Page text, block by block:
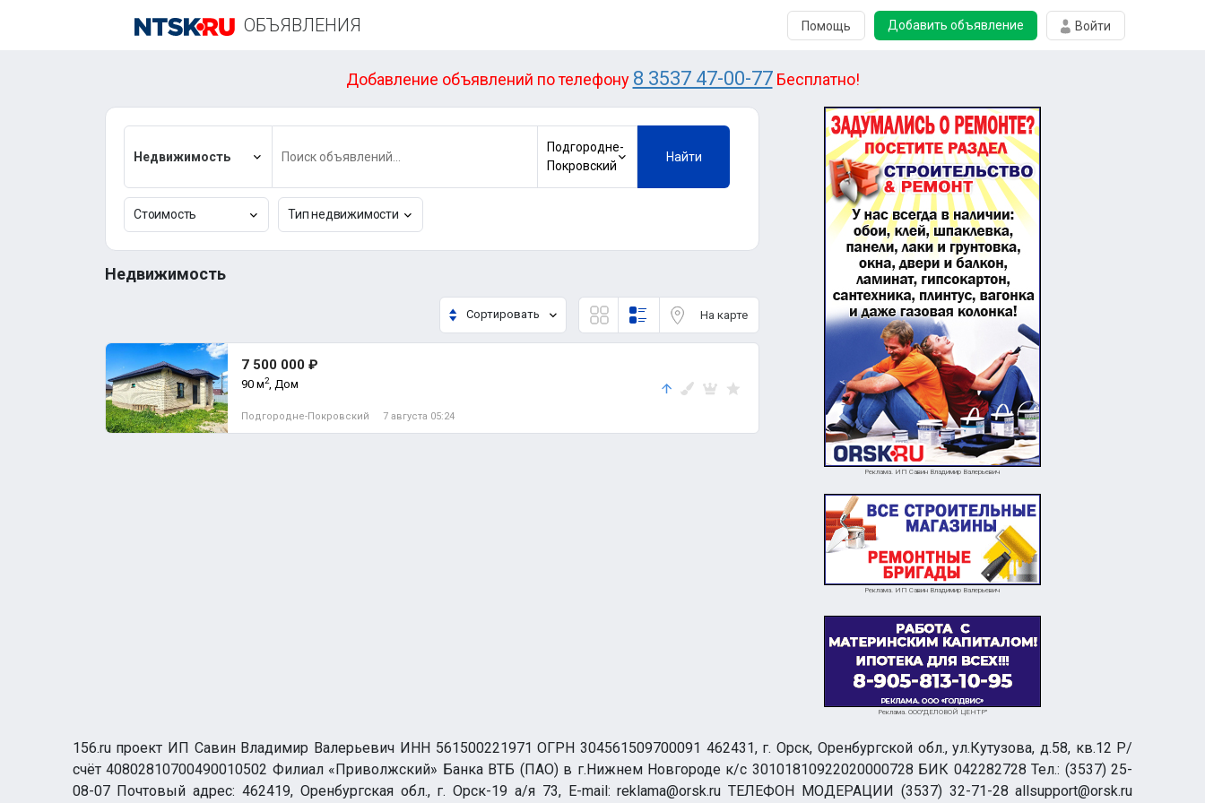
ОБЪЯВЛЕНИЯ Помощь Добавить объявление Войти
Добавление объявлений по телефону 8 3537 47-00-77Бесплатно!
Недвижимость
Подгородне-
Покровский
Найти
Стоимость Тип недвижимости
Недвижимость
Сортировать На карте
7 500 000 ₽
90 м2, Дом
Подгородне-Покровский 7 августа 05:24
Реклама. ИП Савин Владимир Валерьевич
Реклама. ИП Савин Владимир Валерьевич
Реклама. ООО"ДЕЛОВОЙ ЦЕНТР"
156.ru проект ИП Савин Владимир Валерьевич ИНН 561500221971 ОГРН 304561509700091 462431, г. Орск, Оренбургской обл., ул.Кутузова, д.58, кв.12 Р/
счёт 40802810700490010502 Филиал «Приволжский» Банка ВТБ (ПАО) в г.Нижнем Новгороде к/с 30101810922020000728 БИК 042282728 Тел.: (3537) 25-
08-07 Почтовый адрес: 462419, Оренбургская обл., г. Орск-19 а/я 73, E-mail: reklama@orsk.ru ТЕЛЕФОН МОДЕРАЦИИ (3537) 32-71-28 allsupport@orsk.ru